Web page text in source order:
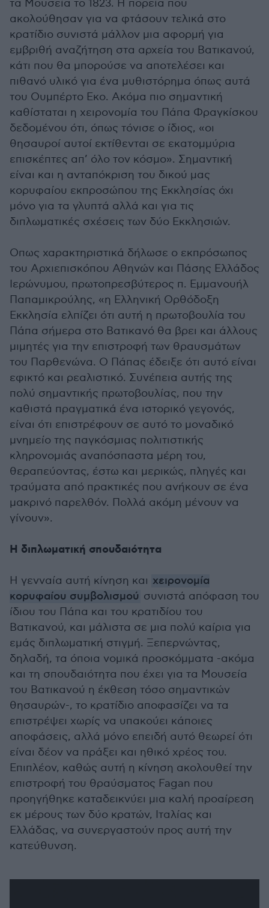
τα Μουσεία το 1823. Η πορεία που
ακολούθησαν για να φτάσουν τελικά στο
κρατίδιο συνιστά μάλλον μια αφορμή για
εμβριθή αναζήτηση στα αρχεία του Βατικανού,
κάτι που θα μπορούσε να αποτελέσει και
πιθανό υλικό για ένα μυθιστόρημα όπως αυτά
του Ουμπέρτο Εκο. Ακόμα πιο σημαντική
καθίσταται η χειρονομία του Πάπα Φραγκίσκου
δεδομένου ότι, όπως τόνισε ο ίδιος, «οι
θησαυροί αυτοί εκτίθενται σε εκατομμύρια
επισκέπτες απ’ όλο τον κόσμο». Σημαντική
είναι και η ανταπόκριση του δικού μας
κορυφαίου εκπροσώπου της Εκκλησίας όχι
μόνο για τα γλυπτά αλλά και για τις
διπλωματικές σχέσεις των δύο Εκκλησιών.
Οπως χαρακτηριστικά δήλωσε ο εκπρόσωπος
του Αρχιεπισκόπου Αθηνών και Πάσης Ελλάδος
Ιερώνυμου, πρωτοπρεσβύτερος π. Εμμανουήλ
Παπαμικρούλης, «η Ελληνική Ορθόδοξη
Εκκλησία ελπίζει ότι αυτή η πρωτοβουλία του
Πάπα σήμερα στο Βατικανό θα βρει και άλλους
μιμητές για την επιστροφή των θραυσμάτων
του Παρθενώνα. Ο Πάπας έδειξε ότι αυτό είναι
εφικτό και ρεαλιστικό. Συνέπεια αυτής της
πολύ σημαντικής πρωτοβουλίας, που την
καθιστά πραγματικά ένα ιστορικό γεγονός,
είναι ότι επιστρέφουν σε αυτό το μοναδικό
μνημείο της παγκόσμιας πολιτιστικής
κληρονομιάς αναπόσπαστα μέρη του,
θεραπεύοντας, έστω και μερικώς, πληγές και
τραύματα από πρακτικές που ανήκουν σε ένα
μακρινό παρελθόν. Πολλά ακόμη μένουν να
γίνουν».
Η διπλωματική σπουδαιότητα
Η γενναία αυτή κίνηση και χειρονομία
κορυφαίου συμβολισμού συνιστά απόφαση του
ίδιου του Πάπα και του κρατιδίου του
Βατικανού, και μάλιστα σε μια πολύ καίρια για
εμάς διπλωματική στιγμή. Ξεπερνώντας,
δηλαδή, τα όποια νομικά προσκόμματα -ακόμα
και τη σπουδαιότητα που έχει για τα Μουσεία
του Βατικανού η έκθεση τόσο σημαντικών
θησαυρών-, το κρατίδιο αποφασίζει να τα
επιστρέψει χωρίς να υπακούει κάποιες
αποφάσεις, αλλά μόνο επειδή αυτό θεωρεί ότι
είναι δέον να πράξει και ηθικό χρέος του.
Επιπλέον, καθώς αυτή η κίνηση ακολουθεί την
επιστροφή του θραύσματος Fagan που
προηγήθηκε καταδεικνύει μια καλή προαίρεση
εκ μέρους των δύο κρατών, Ιταλίας και
Ελλάδας, να συνεργαστούν προς αυτή την
κατεύθυνση.